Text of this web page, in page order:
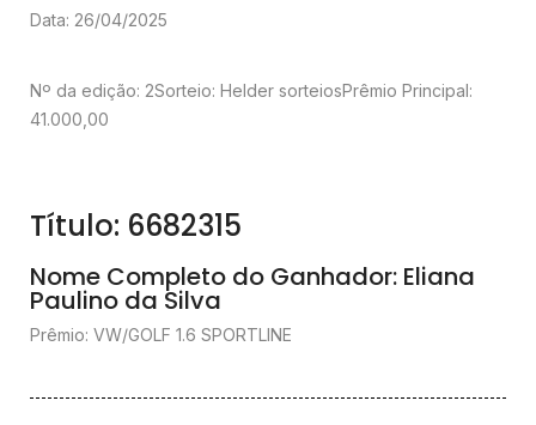
Data: 26/04/2025
Nº da edição: 2Sorteio: Helder sorteiosPrêmio Principal:
41.000,00
Título: 6682315
Nome Completo do Ganhador: Eliana
Paulino da Silva
Prêmio: VW/GOLF 1.6 SPORTLINE